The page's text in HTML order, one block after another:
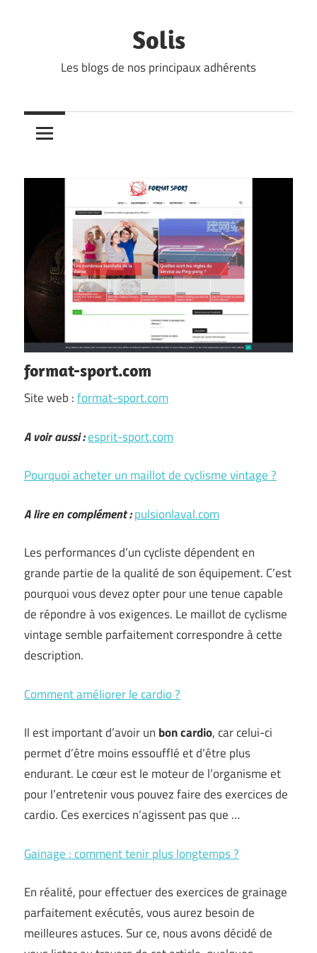
Solis
Les blogs de nos principaux adhérents
format-sport.com
Site web :format-sport.com
A voir aussi :esprit-sport.com
Pourquoi acheter un maillot de cyclisme vintage ?
A lire en complément :pulsionlaval.com
Les performances d’un cycliste dépendent en
grande partie de la qualité de son équipement. C’est
pourquoi vous devez opter pour une tenue capable
de répondre à vos exigences. Le maillot de cyclisme
vintage semble parfaitement correspondre à cette
description.
Comment améliorer le cardio ?
Il est important d’avoir un bon cardio, car celui-ci
permet d’être moins essoufflé et d’être plus
endurant. Le cœur est le moteur de l’organisme et
pour l’entretenir vous pouvez faire des exercices de
cardio. Ces exercices n’agissent pas que …
Gainage : comment tenir plus longtemps ?
En réalité, pour effectuer des exercices de grainage
parfaitement exécutés, vous aurez besoin de
meilleures astuces. Sur ce, nous avons décidé de